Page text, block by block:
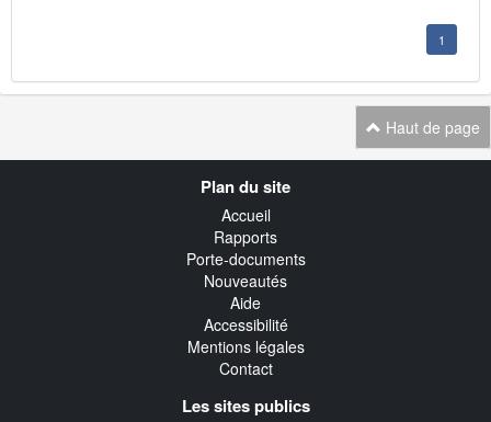
1
Haut de page
Plan du site
Accueil
Rapports
Porte-documents
Nouveautés
Aide
Accessibilité
Mentions légales
Contact
Les sites publics